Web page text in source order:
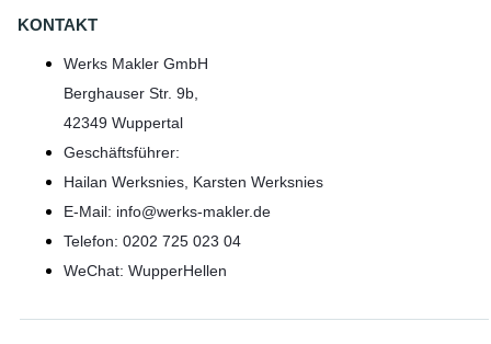
KONTAKT
Werks Makler GmbH
Berghauser Str. 9b,
42349 Wuppertal
Geschäftsführer:
Hailan Werksnies, Karsten Werksnies
E-Mail: info@werks-makler.de
Telefon: 0202 725 023 04
WeChat: WupperHellen